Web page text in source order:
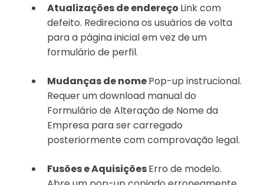
Atualizações de endereço Link com
defeito. Redireciona os usuários de volta
para a página inicial em vez de um
formulário de perfil.
Mudanças de nomePop-up instrucional.
Requer um download manual do
Formulário de Alteração de Nome da
Empresa para ser carregado
posteriormente com comprovação legal.
Fusões e AquisiçõesErro de modelo.